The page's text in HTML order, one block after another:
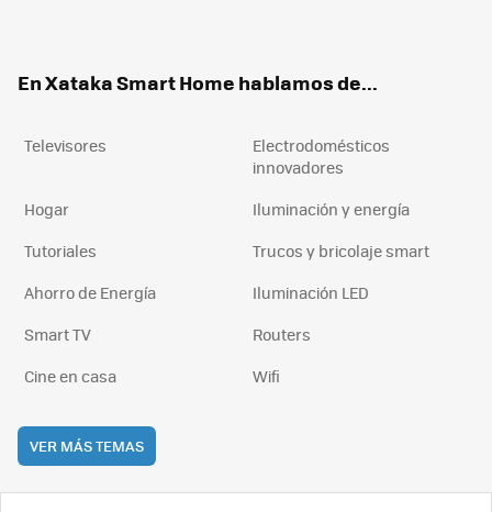
En Xataka Smart Home hablamos de...
Televisores
Electrodomésticos
innovadores
Hogar
Iluminación y energía
Tutoriales
Trucos y bricolaje smart
Ahorro de Energía
Iluminación LED
Smart TV
Routers
Cine en casa
Wifi
VER MÁS TEMAS